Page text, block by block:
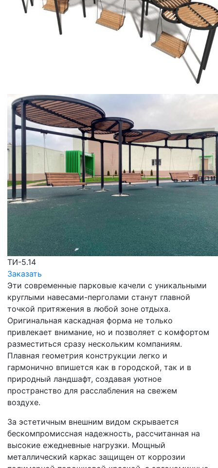
ТИ-5.14
Заказать
Эти современные парковые качели с уникальными
круглыми навесами-перголами станут главной
точкой притяжения в любой зоне отдыха.
Оригинальная каскадная форма не только
привлекает внимание, но и позволяет с комфортом
разместиться сразу нескольким компаниям.
Плавная геометрия конструкции легко и
гармонично впишется как в городской, так и в
природный ландшафт, создавая уютное
пространство для расслабления на свежем
воздухе.
За эстетичным внешним видом скрывается
бескомпромиссная надежность, рассчитанная на
высокие ежедневные нагрузки. Мощный
металлический каркас защищен от коррозии